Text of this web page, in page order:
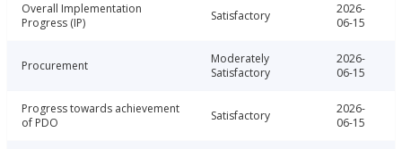
Overall Implementation
Progress (IP)
Satisfactory
2026-
06-15
Procurement
Moderately
Satisfactory
2026-
06-15
Progress towards achievement
of PDO
Satisfactory
2026-
06-15